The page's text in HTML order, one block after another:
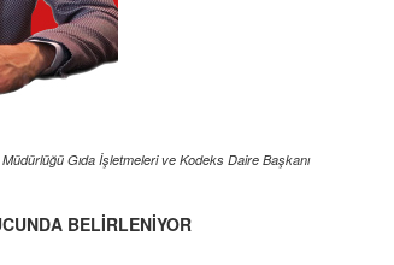
Gıda İşletmeleri ve Kodeks Daire Başkanı
BELİRLENİYOR